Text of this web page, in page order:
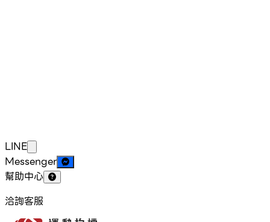
LINE
Messenger
幫助中心
洽詢客服